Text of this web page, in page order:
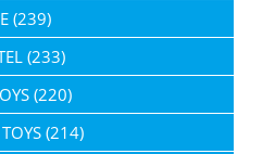
(239)
(233)
(220)
(214)